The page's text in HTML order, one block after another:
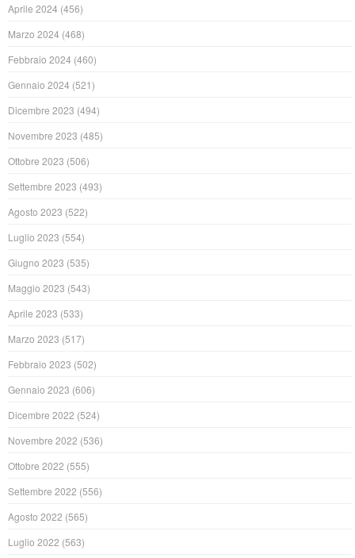
Aprile 2024 (456)
Marzo 2024 (468)
Febbraio 2024 (460)
Gennaio 2024 (521)
Dicembre 2023 (494)
Novembre 2023 (485)
Ottobre 2023 (506)
Settembre 2023 (493)
Agosto 2023 (522)
Luglio 2023 (554)
Giugno 2023 (535)
Maggio 2023 (543)
Aprile 2023 (533)
Marzo 2023 (517)
Febbraio 2023 (502)
Gennaio 2023 (606)
Dicembre 2022 (524)
Novembre 2022 (536)
Ottobre 2022 (555)
Settembre 2022 (556)
Agosto 2022 (565)
Luglio 2022 (563)